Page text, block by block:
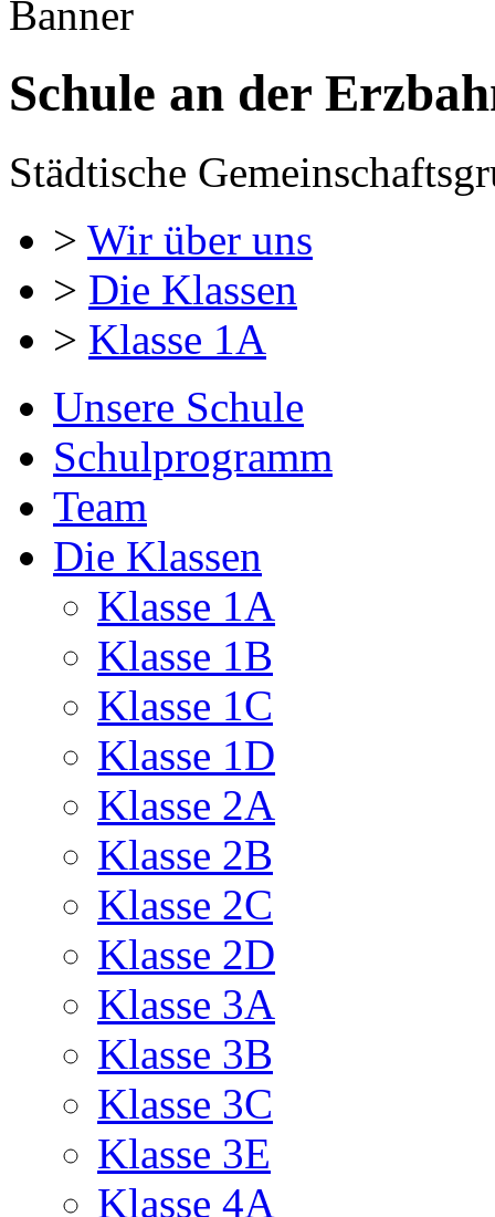
Schule an der
Städtische
> Wir über uns
> Die Klassen
> Klasse 1A
Unsere Schule
Schulprogramm
Team
Die Klassen
Klasse 1A
Klasse 1B
Klasse 1C
Klasse 1D
Klasse 2A
Klasse 2B
Klasse 2C
Klasse 2D
Klasse 3A
Klasse 3B
Klasse 3C
Klasse 3E
Klasse 4A